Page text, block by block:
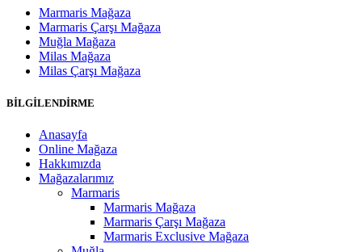
Marmaris Mağaza
Marmaris Çarşı Mağaza
Muğla Mağaza
Milas Mağaza
Milas Çarşı Mağaza
BİLGİLENDİRME
Anasayfa
Online Mağaza
Hakkımızda
Mağazalarımız
Marmaris
Marmaris Mağaza
Marmaris Çarşı Mağaza
Marmaris Exclusive Mağaza